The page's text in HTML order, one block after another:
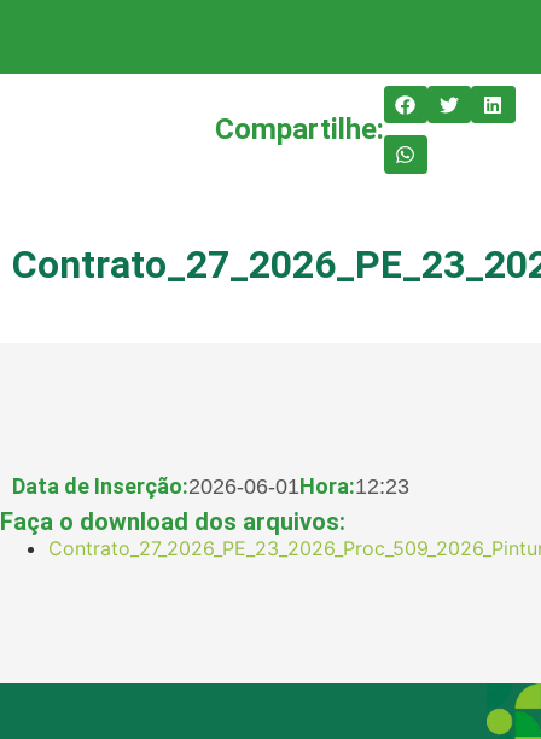
Compartilhe:
Data de Inserção:2026-06-01Hora:12:23
Faça o download dos arquivos: